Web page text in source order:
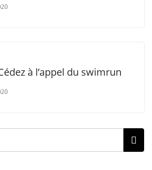
à l’appel du swimrun